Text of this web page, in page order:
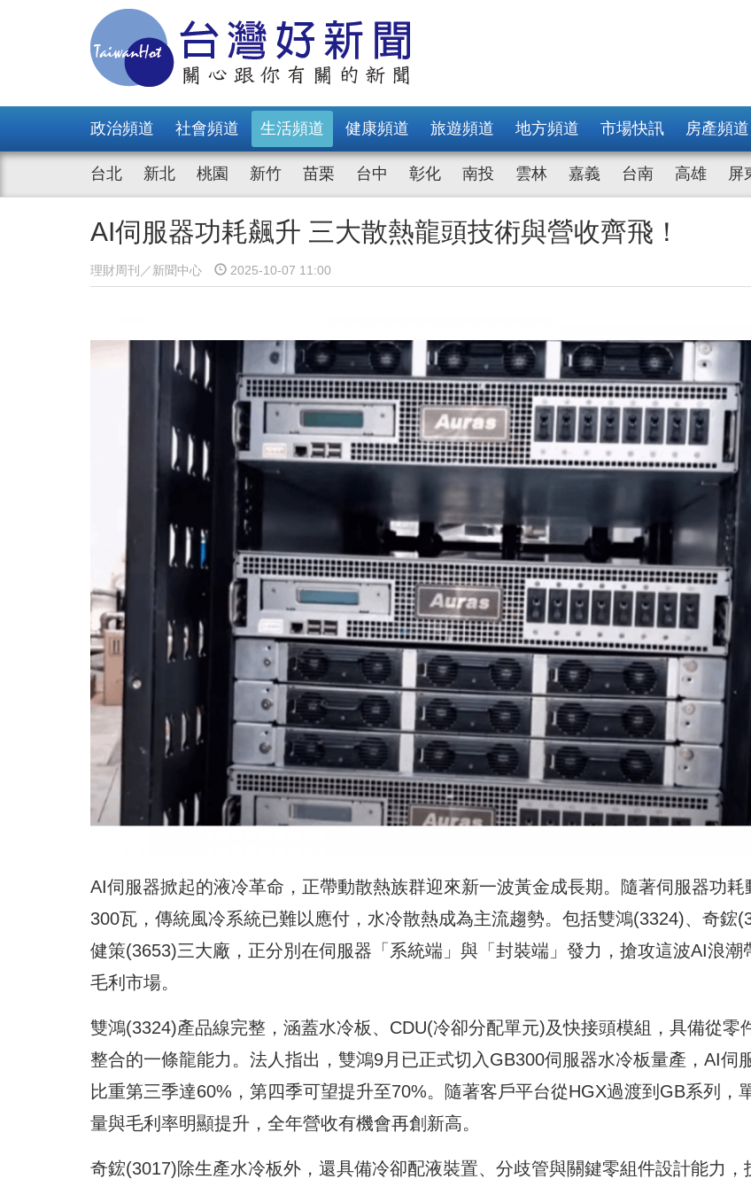
政治頻道 社會頻道 生活頻道 健康頻道 旅遊頻道 地方頻道 市場快訊 房產頻道
台北 新北 桃園 新竹 苗栗 台中 彰化 南投 雲林 嘉義 台南 高雄 屏
AI伺服器功耗飆升 三大散熱龍頭技術與營收齊飛！
理財周刊／新聞中心 2025-10-07 11:00
AI伺服器掀起的液冷革命，正帶動散熱族群迎來新一波黃金成長期。隨著伺服器功耗
300瓦，傳統風冷系統已難以應付，水冷散熱成為主流趨勢。包括雙鴻(3324)、奇鋐
健策(3653)三大廠，正分別在伺服器「系統端」與「封裝端」發力，搶攻這波AI浪潮
毛利市場。
雙鴻(3324)產品線完整，涵蓋水冷板、CDU(冷卻分配單元)及快接頭模組，具備從零
整合的一條龍能力。法人指出，雙鴻9月已正式切入GB300伺服器水冷板量產，AI伺
比重第三季達60%，第四季可望提升至70%。隨著客戶平台從HGX過渡到GB系列，
量與毛利率明顯提升，全年營收有機會再創新高。
奇鋐(3017)除生產水冷板外，還具備冷卻配液裝置、分歧管與關鍵零組件設計能力，